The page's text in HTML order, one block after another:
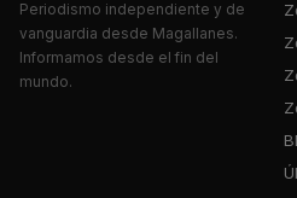
Periodismo independiente y de
vanguardia desde Magallanes.
Informamos desde el fin del
mundo.